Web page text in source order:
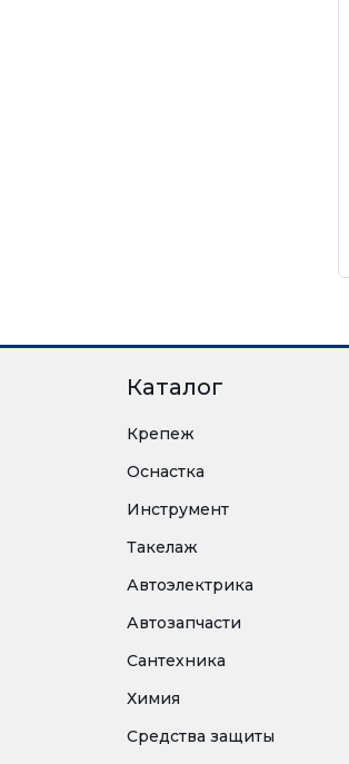
Каталог
Крепеж
Оснастка
Инструмент
Такелаж
Автоэлектрика
Автозапчасти
Сантехника
Химия
Средства защиты